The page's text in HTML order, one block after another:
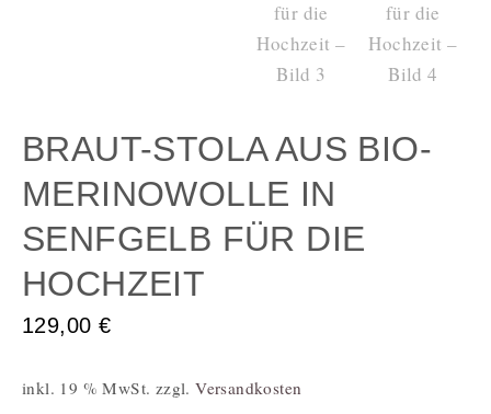
BRAUT-STOLA AUS BIO-
MERINOWOLLE IN
SENFGELB FÜR DIE
HOCHZEIT
129,00 €
inkl. 19 % MwSt. zzgl.Versandkosten